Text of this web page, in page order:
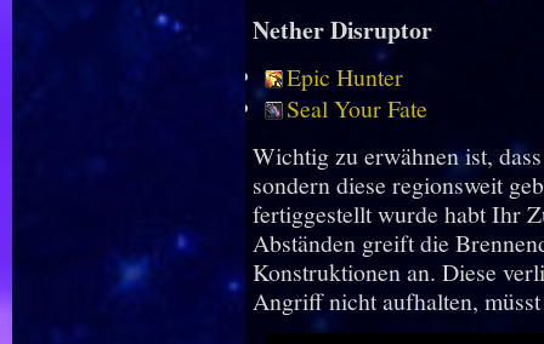
Nether Disruptor
Epic Hunter
Seal Your Fate
Wichtig zu erwähnen ist,
sondern diese regionsweit
fertiggestellt wurde habt Ihr
Abständen greift die
Konstruktionen an. Diese
Angriff nicht aufhalten,